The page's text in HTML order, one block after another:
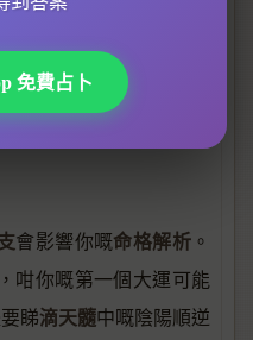
會影響你嘅命格解析 。
咁你嘅第一個大運可能
睇滴天髓中嘅陰陽順逆
免費占卜